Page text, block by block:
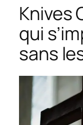
Knives
qui
sans